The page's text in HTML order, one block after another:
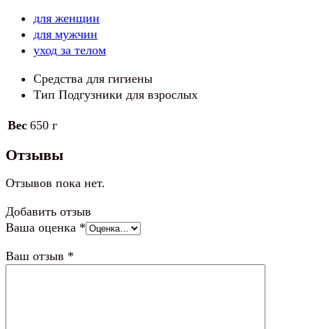
ДНЕЙ
Large,
30шт,
Россия,
для женщин
для мужчин
уход за телом
Средства для гигиены
Тип Подгузники для взрослых
Вес 650 г
Отзывы
Отзывов пока нет.
Добавить отзыв
Ваша оценка *
Ваш отзыв *